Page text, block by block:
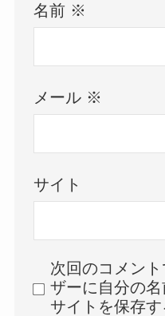
名前 ※
メール ※
サイト
次回のコメン
ザーに自分の名
サイトを保存す